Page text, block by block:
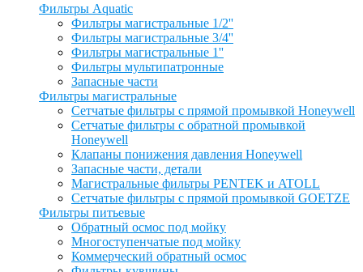
Фильтры Aquatic
Фильтры магистральные 1/2''
Фильтры магистральные 3/4''
Фильтры магистральные 1''
Фильтры мультипатронные
Запасные части
Фильтры магистральные
Сетчатые фильтры с прямой промывкой Honeywell
Сетчатые фильтры с обратной промывкой
Honeywell
Клапаны понижения давления Honeywell
Запасные части, детали
Магистральные фильтры PENTEK и ATOLL
Сетчатые фильтры с прямой промывкой GOETZE
Фильтры питьевые
Обратный осмос под мойку
Многоступенчатые под мойку
Коммерческий обратный осмос